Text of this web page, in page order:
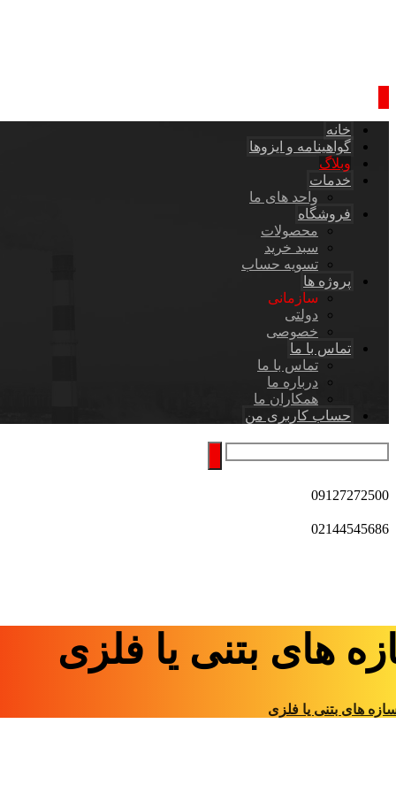
خانه
گواهینامه و ایزوها
وبلاگ
خدمات
واحد های ما
فروشگاه
محصولات
سبد خرید
تسویه حساب
پروژه ها
سازمانی
دولتی
خصوصی
تماس با ما
تماس با ما
درباره ما
همکاران ما
حساب کاربری من
09127272500
02144545686
های بتنی یا فلزی
های بتنی یا فلزی